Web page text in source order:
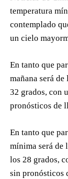
temperatura
contemplado
un cielo
En tanto que
mañana será
32 grados, con
pronósticos de
En tanto que
mínima será de
los 28 grados,
sin pronósticos